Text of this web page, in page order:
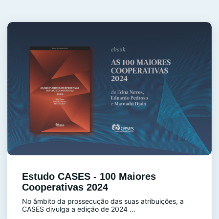
Estudo CASES - 100 Maiores
Cooperativas 2024
No âmbito da prossecução das suas atribuições, a
CASES divulga a edição de 2024 ...